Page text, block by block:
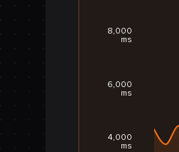
4,000
ms
6,000
ms
8,000
ms